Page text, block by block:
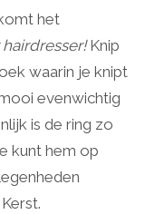
het
Knip
waarin je knipt
evenwichtig
is de ring zo
kunt hem op